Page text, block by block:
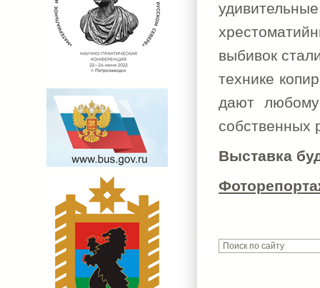
выбивок
технике
дают
собственных
Выставка